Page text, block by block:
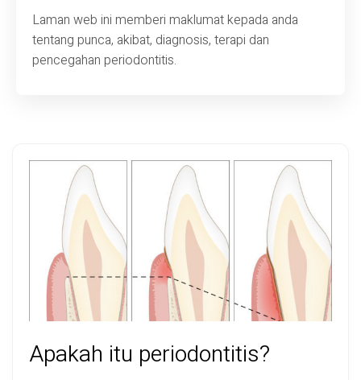
Akibat
Diagnosis
Malay
Laman web ini memberi maklumat kepada anda
tentang punca, akibat, diagnosis, terapi dan
pencegahan periodontitis.
Apakah itu periodontitis?